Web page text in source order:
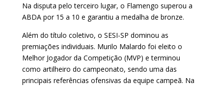
Na disputa pelo terceiro lugar, o Flamengo superou a
ABDA por 15 a 10 e garantiu a medalha de bronze.
Além do título coletivo, o SESI-SP dominou as
premiações individuais. Murilo Malardo foi eleito o
Melhor Jogador da Competição (MVP) e terminou
como artilheiro do campeonato, sendo uma das
principais referências ofensivas da equipe campeã. Na